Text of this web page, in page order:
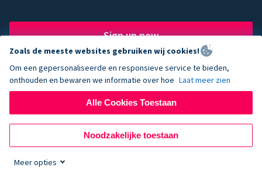
Sign up now
The fundraising engine of
choice for successful
Zoals de meeste websites gebruiken wij cookies!
Om een gepersonaliseerde en responsieve service te bieden,
onthouden en bewaren we informatie over hoe Laat meer zien
Alle Cookies Toestaan
Noodzakelijke toestaan
Meer opties